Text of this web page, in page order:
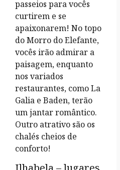
passeios para vocês
curtirem e se
apaixonarem! No topo
do Morro do Elefante,
vocês irão admirar a
paisagem, enquanto
nos variados
restaurantes, como La
Galia e Baden, terão
um jantar romântico.
Outro atrativo são os
chalés cheios de
conforto!